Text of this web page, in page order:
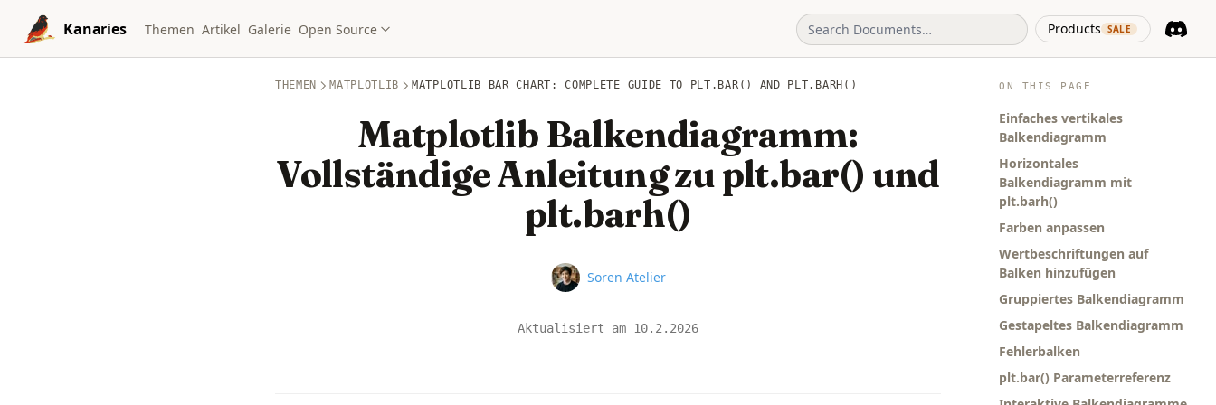
Skip to content
Kanaries
Themen Artikel Galerie Open Source Products SALE
(opens in
ON THIS PAGE
Einfaches vertikales
Balkendiagramm
Horizontales
Balkendiagramm mit
plt.barh()
Farben anpassen
Wertbeschriftungen auf
Balken hinzufügen
Gruppiertes Balkendiagramm
Gestapeltes Balkendiagramm
Fehlerbalken
plt.bar() Parameterreferenz
THEMEN MATPLOTLIB MATPLOTLIB BAR CHART: COMPLETE GUIDE TO PLT.BAR() AND PLT.BARH()
Matplotlib Balkendiagramm:
Vollständige Anleitung zu plt.bar() und
plt.barh()
Name
Soren Atelier
Aktualisiert am 10.2.2026